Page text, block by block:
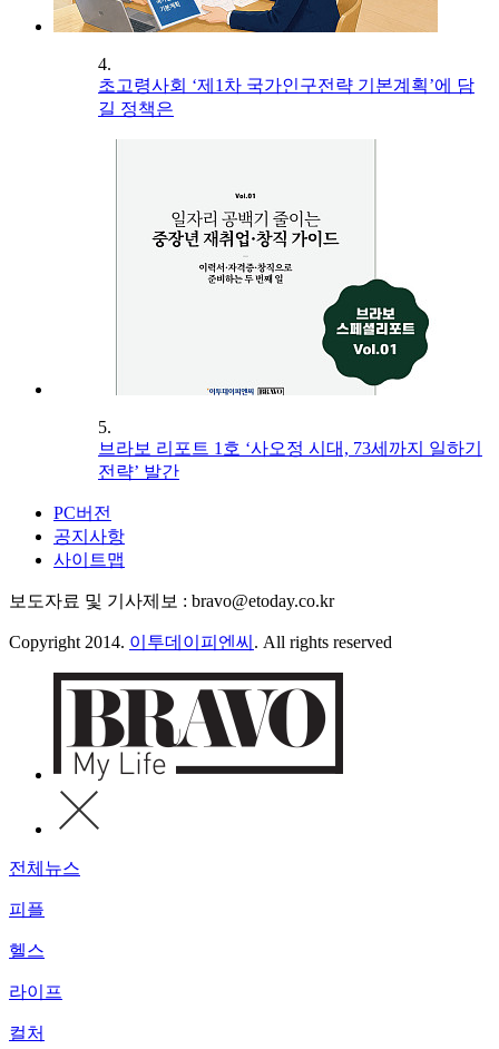
4.
초고령사회 ‘제1차 국가인구전략 기본계획’에 담
길 정책은
5.
브라보 리포트 1호 ‘사오정 시대, 73세까지 일하기
전략’ 발간
PC버전
공지사항
사이트맵
보도자료 및 기사제보 : bravo@etoday.co.kr
Copyright 2014. 이투데이피엔씨 . All rights reserved
전체뉴스
피플
헬스
라이프
컬처